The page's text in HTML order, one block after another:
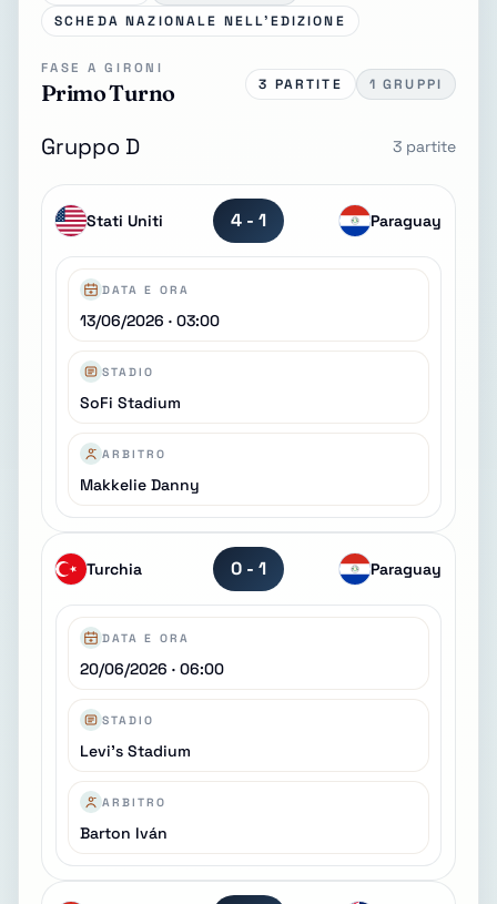
SCHEDA NAZIONALE NELL'EDIZIONE
FASE A GIRONI
Primo Turno 3 PARTITE 1 GRUPPI
Gruppo D 3 partite
Stati Uniti 4 - 1 Paraguay
DATA E ORA
13/06/2026 · 03:00
STADIO
SoFi Stadium
ARBITRO
Makkelie Danny
Turchia 0 - 1 Paraguay
DATA E ORA
20/06/2026 · 06:00
STADIO
Levi's Stadium
ARBITRO
Barton Iván